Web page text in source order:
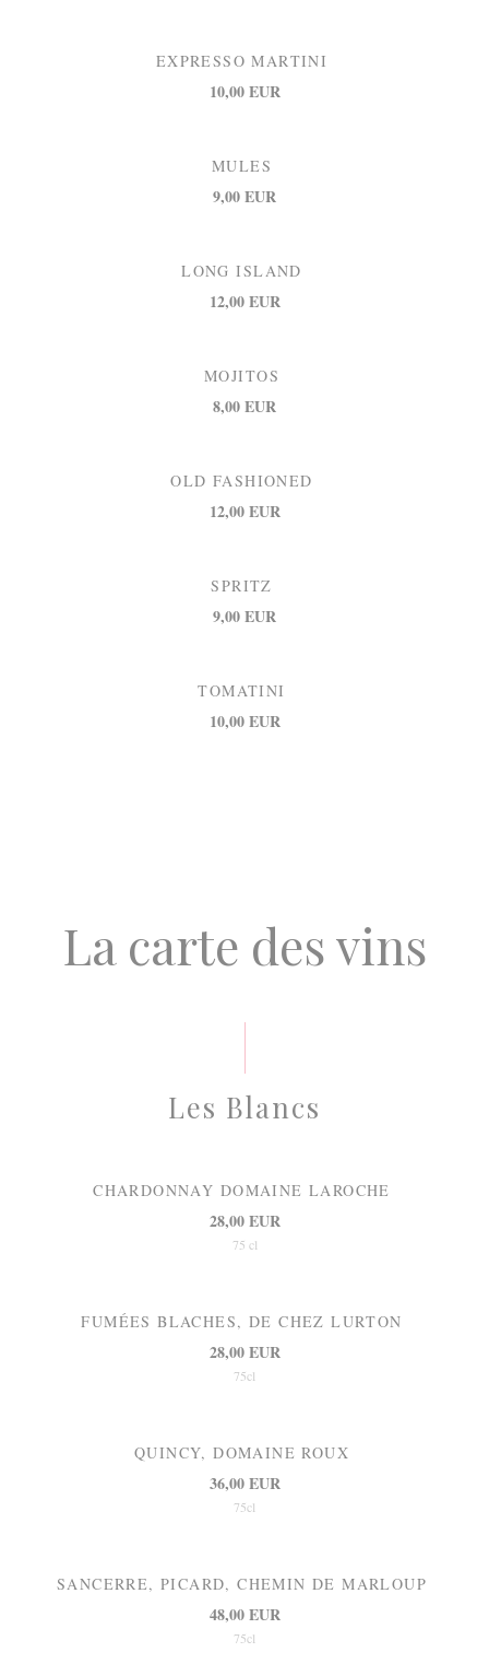
EXPRESSO MARTINI
10,00 EUR
MULES
9,00 EUR
LONG ISLAND
12,00 EUR
MOJITOS
8,00 EUR
OLD FASHIONED
12,00 EUR
SPRITZ
9,00 EUR
TOMATINI
10,00 EUR
La carte des vins
Les Blancs
CHARDONNAY DOMAINE LAROCHE
28,00 EUR
75 cl
FUMÉES BLACHES, DE CHEZ LURTON
28,00 EUR
75cl
QUINCY, DOMAINE ROUX
36,00 EUR
75cl
SANCERRE, PICARD, CHEMIN DE MARLOUP
48,00 EUR
75cl